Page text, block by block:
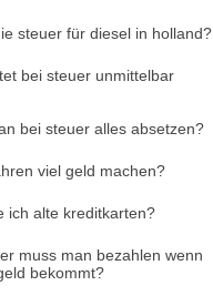
steuer für diesel in holland?
bei steuer unmittelbar
bei steuer alles absetzen?
viel geld machen?
ich alte kreditkarten?
muss man bezahlen wenn
bekommt?